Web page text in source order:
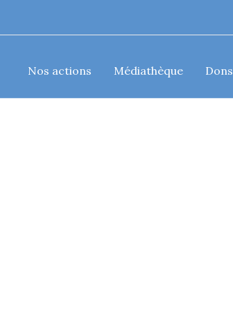
Nos actions Médiathèque Dons